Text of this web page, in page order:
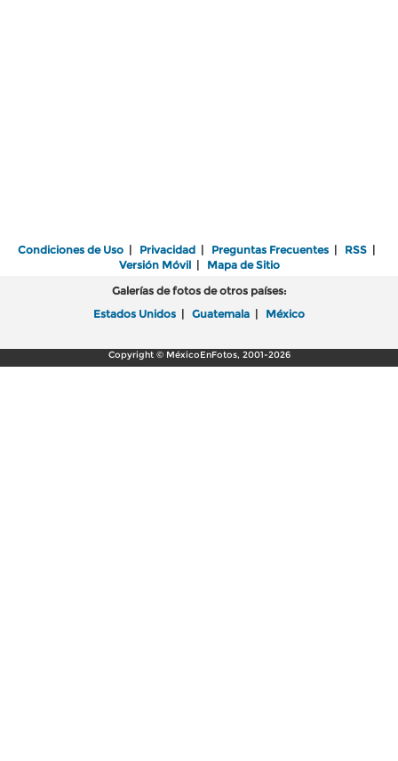
Condiciones de Uso | Privacidad | Preguntas Frecuentes | RSS |
Versión Móvil| Mapa de Sitio
Galerías de fotos de otros países:
Estados Unidos | Guatemala | México
Copyright © MéxicoEnFotos, 2001-2026